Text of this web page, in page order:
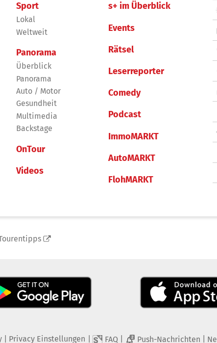
Sport
Lokal
Weltweit
Panorama
Überblick
Panorama
Auto / Motor
Gesundheit
Multimedia
Backstage
OnTour
Videos
s+ im Überblick
Events
Rätsel
Leserreporter
Comedy
Podcast
ImmoMARKT
AutoMARKT
FlohMARKT
| Privacy Einstellungen FAQ 2 Push-Nachrichten